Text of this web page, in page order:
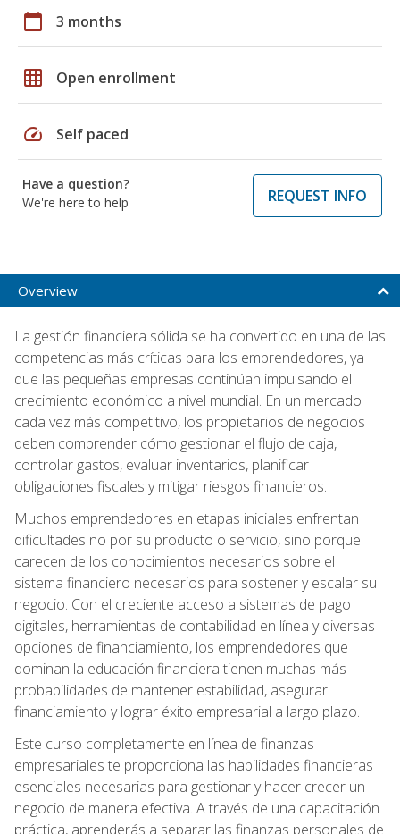
calendar_today 3 months
grid_on Open enrollment
speed Self paced
Have a question?
We're here to help
REQUEST INFO
Overview
La gestión financiera sólida se ha convertido en una de las
competencias más críticas para los emprendedores, ya
que las pequeñas empresas continúan impulsando el
crecimiento económico a nivel mundial. En un mercado
cada vez más competitivo, los propietarios de negocios
deben comprender cómo gestionar el flujo de caja,
controlar gastos, evaluar inventarios, planificar
obligaciones fiscales y mitigar riesgos financieros.
Muchos emprendedores en etapas iniciales enfrentan
dificultades no por su producto o servicio, sino porque
carecen de los conocimientos necesarios sobre el
sistema financiero necesarios para sostener y escalar su
negocio. Con el creciente acceso a sistemas de pago
digitales, herramientas de contabilidad en línea y diversas
opciones de financiamiento, los emprendedores que
dominan la educación financiera tienen muchas más
probabilidades de mantener estabilidad, asegurar
financiamiento y lograr éxito empresarial a largo plazo.
Este curso completamente en línea de finanzas
empresariales te proporciona las habilidades financieras
esenciales necesarias para gestionar y hacer crecer un
negocio de manera efectiva. A través de una capacitación
práctica, aprenderás a separar las finanzas personales de